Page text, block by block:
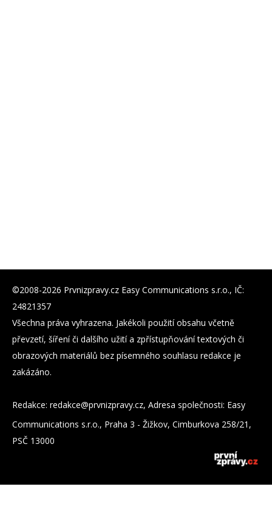
©2008-2026 Prvnizpravy.cz Easy Communications s.r.o., IČ:
24821357
Všechna práva vyhrazena. Jakékoli použití obsahu včetně
převzetí, šíření či dalšího užití a zpřístupňování textových či
obrazových materiálů bez písemného souhlasu redakce je
zakázáno.
Redakce: zc.yvarpzinvrp@eckader, Adresa společnosti: Easy
Communications s.r.o., Praha 3 - Žižkov, Cimburkova 258/21,
PSČ 13000